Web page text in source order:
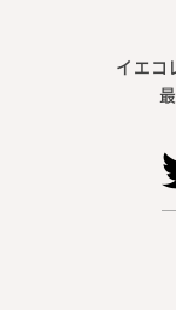
イエコ